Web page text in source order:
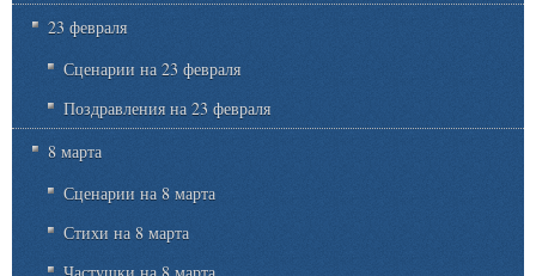
23 февраля
Сценарии на 23 февраля
Поздравления на 23 февраля
8 марта
Сценарии на 8 марта
Стихи на 8 марта